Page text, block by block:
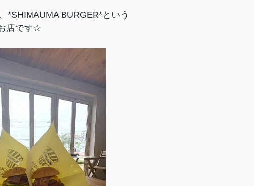
*SHIMAUMA BURGER*という
店です☆